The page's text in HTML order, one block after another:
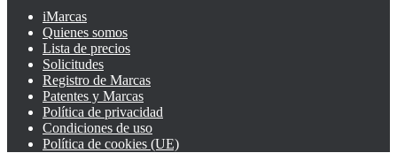
iMarcas
Quienes somos
Lista de precios
Solicitudes
Registro de Marcas
Patentes y Marcas
Política de privacidad
Condiciones de uso
Política de cookies (UE)